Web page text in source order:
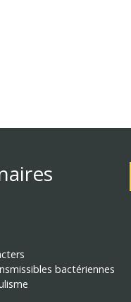
bactériennes